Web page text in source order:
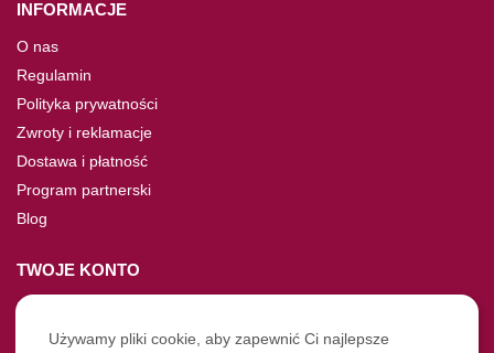
INFORMACJE
O nas
Regulamin
Polityka prywatności
Zwroty i reklamacje
Dostawa i płatność
Program partnerski
Blog
TWOJE KONTO
Moje konto
Nie pamiętasz hasła?
Używamy pliki cookie, aby zapewnić Ci najlepsze